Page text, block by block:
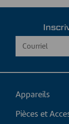
Appareils
Pièces et